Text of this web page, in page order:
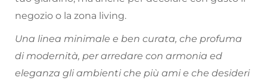
negozio o la zona living.
Una linea minimale e ben curata, che profuma
di modernità, per arredare con armonia ed
eleganza gli ambienti che più ami e che desideri